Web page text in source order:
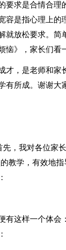
要求是合情合
容是指心理上
就放松要求。
恼》，家长们
才，是老师和
有所成。谢谢大
，我对各位家
教学，有效地
这样一个体会